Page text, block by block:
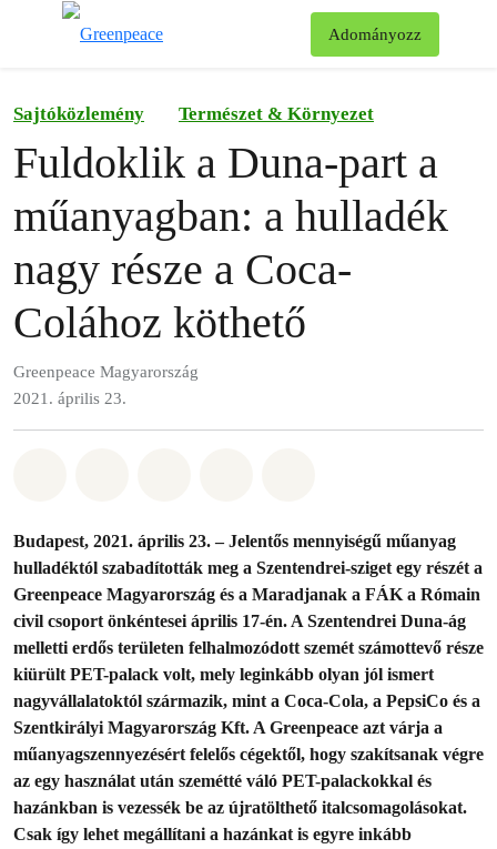
Adományozz
Sajtóközlemény Természet & Környezet
Fuldoklik a Duna-part a
műanyagban: a hulladék
nagy része a Coca-
Colához köthető
Greenpeace Magyarország
2021. április 23.
Budapest, 2021. április 23. – Jelentős mennyiségű műanyag
hulladéktól szabadították meg a Szentendrei-sziget egy részét a
Greenpeace Magyarország és a Maradjanak a FÁK a Rómain
civil csoport önkéntesei április 17-én. A Szentendrei Duna-ág
melletti erdős területen felhalmozódott szemét számottevő része
kiürült PET-palack volt, mely leginkább olyan jól ismert
nagyvállalatoktól származik, mint a Coca-Cola, a PepsiCo és a
Szentkirályi Magyarország Kft. A Greenpeace azt várja a
műanyagszennyezésért felelős cégektől, hogy szakítsanak végre
az egy használat után szemétté váló PET-palackokkal és
hazánkban is vezessék be az újratölthető italcsomagolásokat.
Csak így lehet megállítani a hazánkat is egyre inkább